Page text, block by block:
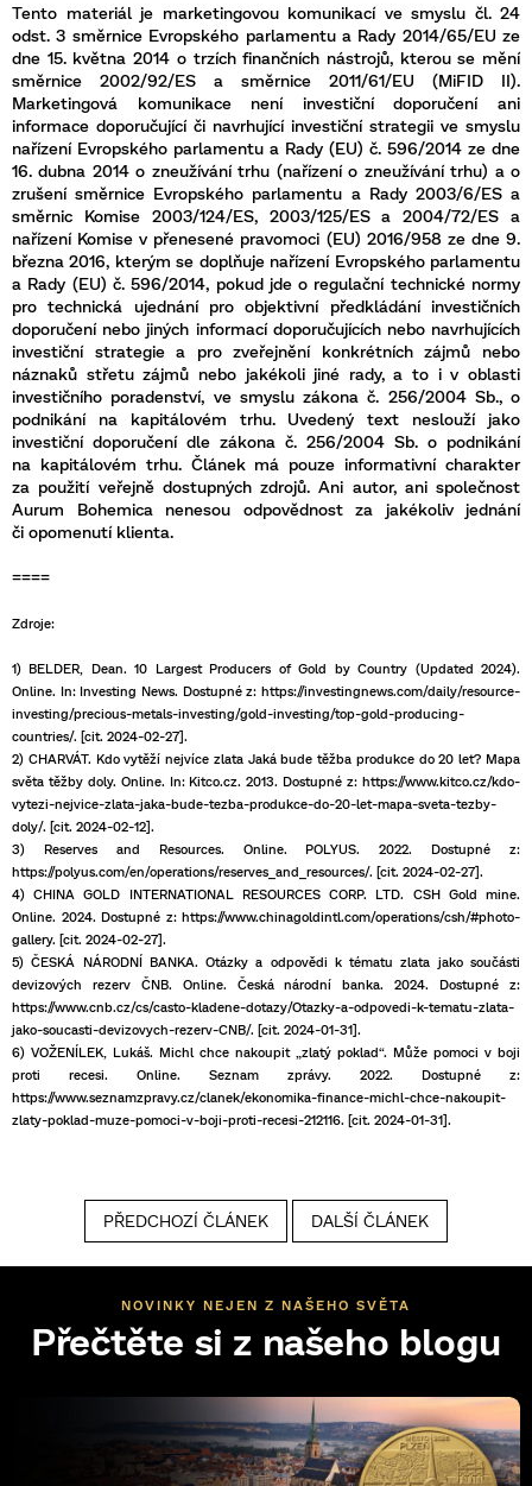
Tento materiál je marketingovou komunikací ve smyslu čl. 24
odst. 3 směrnice Evropského parlamentu a Rady 2014/65/EU ze
dne 15. května 2014 o trzích finančních nástrojů, kterou se mění
směrnice 2002/92/ES a směrnice 2011/61/EU (MiFID II).
Marketingová komunikace není investiční doporučení ani
informace doporučující či navrhující investiční strategii ve smyslu
nařízení Evropského parlamentu a Rady (EU) č. 596/2014 ze dne
16. dubna 2014 o zneužívání trhu (nařízení o zneužívání trhu) a o
zrušení směrnice Evropského parlamentu a Rady 2003/6/ES a
směrnic Komise 2003/124/ES, 2003/125/ES a 2004/72/ES a
nařízení Komise v přenesené pravomoci (EU) 2016/958 ze dne 9.
března 2016, kterým se doplňuje nařízení Evropského parlamentu
a Rady (EU) č. 596/2014, pokud jde o regulační technické normy
pro technická ujednání pro objektivní předkládání investičních
doporučení nebo jiných informací doporučujících nebo navrhujících
investiční strategie a pro zveřejnění konkrétních zájmů nebo
náznaků střetu zájmů nebo jakékoli jiné rady, a to i v oblasti
investičního poradenství, ve smyslu zákona č. 256/2004 Sb., o
podnikání na kapitálovém trhu. Uvedený text neslouží jako
investiční doporučení dle zákona č. 256/2004 Sb. o podnikání
na kapitálovém trhu. Článek má pouze informativní charakter
za použití veřejně dostupných zdrojů. Ani autor, ani společnost
Aurum Bohemica nenesou odpovědnost za jakékoliv jednání
či opomenutí klienta.
====
Zdroje:
1) BELDER, Dean. 10 Largest Producers of Gold by Country (Updated 2024).
Online. In: Investing News. Dostupné z: https://investingnews.com/daily/resource-
investing/precious-metals-investing/gold-investing/top-gold-producing-
countries/. [cit. 2024-02-27].
2) CHARVÁT. Kdo vytěží nejvíce zlata Jaká bude těžba produkce do 20 let? Mapa
světa těžby doly. Online. In: Kitco.cz. 2013. Dostupné z: https://www.kitco.cz/kdo-
vytezi-nejvice-zlata-jaka-bude-tezba-produkce-do-20-let-mapa-sveta-tezby-
doly/. [cit. 2024-02-12].
3) Reserves and Resources. Online. POLYUS. 2022. Dostupné z:
https://polyus.com/en/operations/reserves_and_resources/. [cit. 2024-02-27].
4) CHINA GOLD INTERNATIONAL RESOURCES CORP. LTD. CSH Gold mine.
Online. 2024. Dostupné z: https://www.chinagoldintl.com/operations/csh/#photo-
gallery. [cit. 2024-02-27].
5) ČESKÁ NÁRODNÍ BANKA. Otázky a odpovědi k tématu zlata jako součásti
devizových rezerv ČNB. Online. Česká národní banka. 2024. Dostupné z:
https://www.cnb.cz/cs/casto-kladene-dotazy/Otazky-a-odpovedi-k-tematu-zlata-
jako-soucasti-devizovych-rezerv-CNB/. [cit. 2024-01-31].
6) VOŽENÍLEK, Lukáš. Michl chce nakoupit „zlatý poklad“. Může pomoci v boji
proti recesi. Online. Seznam zprávy. 2022. Dostupné z:
https://www.seznamzpravy.cz/clanek/ekonomika-finance-michl-chce-nakoupit-
zlaty-poklad-muze-pomoci-v-boji-proti-recesi-212116. [cit. 2024-01-31].
PŘEDCHOZÍ ČLÁNEK DALŠÍ ČLÁNEK
NOVINKY NEJEN Z NAŠEHO SVĚTA
Přečtěte si z našeho blogu